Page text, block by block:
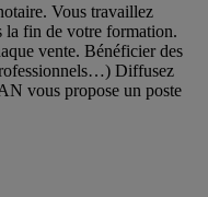
Vous travaillez
la fin de votre formation.
vente. Bénéficier des
Diffusez
vous propose un poste